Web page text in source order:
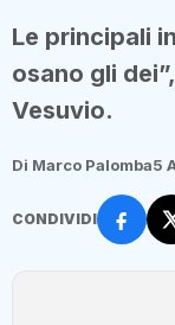
Le principali
osano gli
Vesuvio.
Di Marco Palomba5
CONDIVIDI